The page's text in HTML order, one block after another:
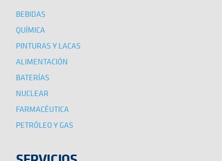
BEBIDAS
QUÍMICA
PINTURAS Y LACAS
ALIMENTACIÓN
BATERÍAS
NUCLEAR
FARMACÉUTICA
PETRÓLEO Y GAS